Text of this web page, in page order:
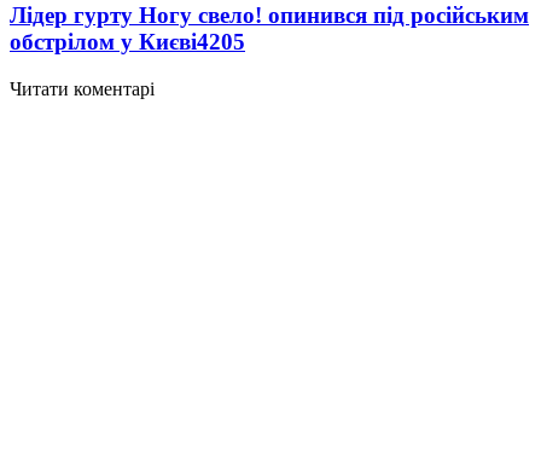
Лідер гурту Ногу свело! опинився під російським
обстрілом у Києві4205
Читати коментарі